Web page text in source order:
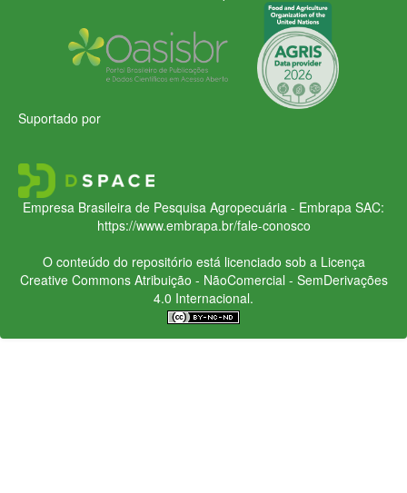
Suportado por
Empresa Brasileira de Pesquisa Agropecuária - Embrapa SAC:
https://www.embrapa.br/fale-conosco
O conteúdo do repositório está licenciado sob a Licença
Creative CommonsAtribuição - NãoComercial - SemDerivações
4.0 Internacional.